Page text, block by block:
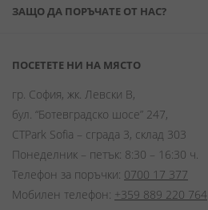
ЗАЩО ДА ПОРЪЧАТЕ ОТ НАС?
ПОСЕТЕТЕ НИ НА МЯСТО
гр. София, жк. Левски В,
бул. “Ботевградско шосе” 247,
CTPark Sofia – сграда 3, склад 303
Понеделник – петък: 8:30 – 16:30 ч.
Телефон за поръчки: 0700 17 377
Мобилен телефон: +359 889 220 764